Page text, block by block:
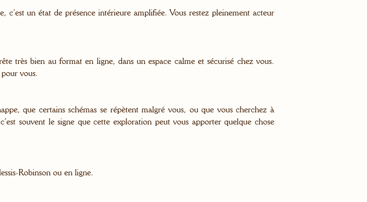
c’est un état de présence intérieure amplifiée. Vous restez pleinement acteur
très bien au format en ligne, dans un espace calme et sécurisé chez vous.
vous.
que certains schémas se répètent malgré vous, ou que vous cherchez à
souvent le signe que cette exploration peut vous apporter quelque chose
Robinson ou en ligne.